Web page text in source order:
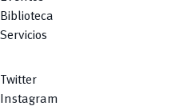
Biblioteca
Servicios
Twitter
Instagram